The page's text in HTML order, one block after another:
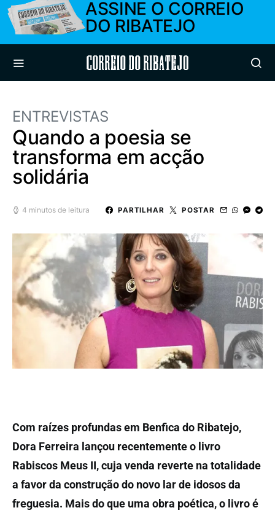
ASSINE O CORREIO
DO RIBATEJO
Correio do Ribatejo
ENTREVISTAS
Quando a poesia se
transforma em acção
solidária
4 minutos de leitura PARTILHAR POSTAR
Com raízes profundas em Benfica do Ribatejo,
Dora Ferreira lançou recentemente o livro
Rabiscos Meus II, cuja venda reverte na totalidade
a favor da construção do novo lar de idosos da
freguesia. Mais do que uma obra poética, o livro é